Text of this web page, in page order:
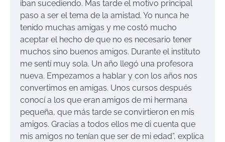
iban sucediendo. Mas tarde el motivo principal
paso a ser el tema de la amistad. Yo nunca he
tenido muchas amigas y me costó mucho
aceptar el hecho de que no es necesario tener
muchos sino buenos amigos. Durante el instituto
me sentí muy sola. Un año llegó una profesora
nueva. Empezamos a hablar y con los años nos
convertimos en amigas. Unos cursos después
conocí a los que eran amigos de mi hermana
pequeña, que más tarde se convirtieron en mis
amigos. Gracias a todos ellos me di cuenta que
mis amigos no tenían que ser de mi edad”, explica